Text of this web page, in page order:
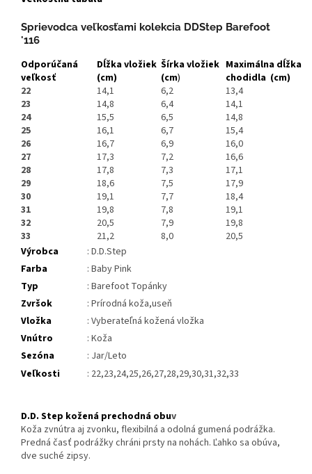
Sprievodca veľkosťami kolekcia DDStep Barefoot
'116
Odporúčaná
veľkosť
22
23
24
25
26
27
28
29
30
31
32
33
Dĺžka vložiek
(cm)
14,1
14,8
15,5
16,1
16,7
17,3
17,8
18,6
19,1
19,8
20,5
21,2
Šírka vložiek
(cm)
6,2
6,4
6,5
6,7
6,9
7,2
7,3
7,5
7,7
7,8
7,9
8,0
Maximálna dĺžka
chodidla (cm)
13,4
14,1
14,8
15,4
16,0
16,6
17,1
17,9
18,4
19,1
19,8
20,5
Výrobca
: D.D.Step
Farba
: Baby Pink
Typ
: Barefoot Topánky
Zvršok
: Prírodná koža,useň
Vložka
: Vyberateľná kožená vložka
Vnútro
: Koža
Sezóna
: Jar/Leto
Veľkosti
: 22,23,24,25,26,27,28,29,30,31,32,33
D.D. Step kožená prechodná obuv
Koža zvnútra aj zvonku, flexibilná a odolná gumená podrážka.
Predná časť podrážky chráni prsty na nohách. Ľahko sa obúva,
dve suché zipsy.